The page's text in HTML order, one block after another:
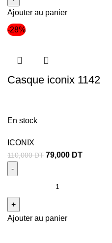
Ajouter au panier
-28%
Casque iconix 1142
En stock
ICONIX
110,000DT 79,000 DT
Ajouter au panier